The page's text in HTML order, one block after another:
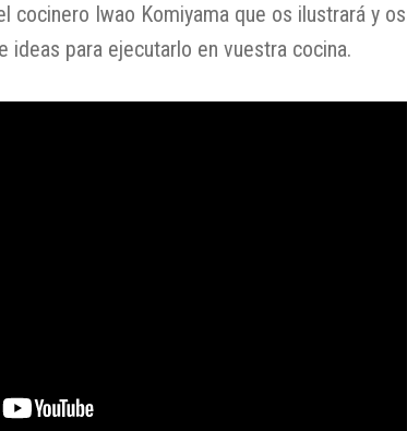
cocinero Iwao Komiyama que os ilustrará y os
ideas para ejecutarlo en vuestra cocina.